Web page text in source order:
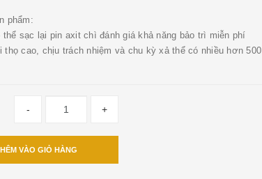
phẩm:
thể sạc lại pin axit chì đánh giá khả năng bảo trì miễn phí
thọ cao, chịu trách nhiệm và chu kỳ xả thể có nhiều hơn 500
- +
VÀO GIỎ HÀNG